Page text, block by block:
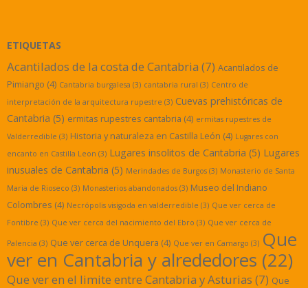
ETIQUETAS
Acantilados de la costa de Cantabria (7) Acantilados de
Pimiango (4) Cantabria burgalesa (3) cantabria rural (3) Centro de
interpretación de la arquitectura rupestre (3) Cuevas prehistóricas de
Cantabria (5) ermitas rupestres cantabria (4) ermitas rupestres de
Valderredible (3) Historia y naturaleza en Castilla León (4) Lugares con
encanto en Castilla Leon (3) Lugares insolitos de Cantabria (5) Lugares
inusuales de Cantabria (5) Merindades de Burgos (3) Monasterio de Santa
Maria de Rioseco (3) Monasterios abandonados (3) Museo del Indiano
Colombres (4) Necrópolis visigoda en valderredible (3) Que ver cerca de
Fontibre (3) Que ver cerca del nacimiento del Ebro (3) Que ver cerca de
Palencia (3) Que ver cerca de Unquera (4) Que ver en Camargo (3) Que
ver en Cantabria y alrededores (22)
Que ver en el limite entre Cantabria y Asturias (7) Que